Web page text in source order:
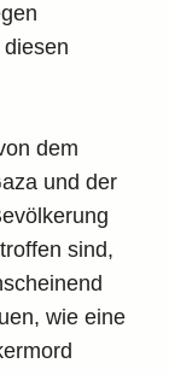
dem
und der
sind,
wie eine